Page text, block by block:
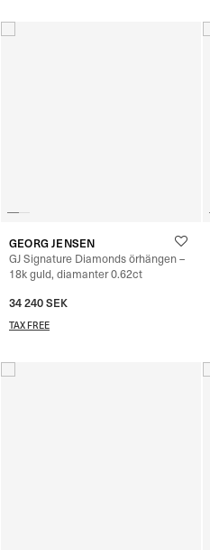
GEORG JENSEN
GJ Signature Diamonds örhängen –
18k guld, diamanter 0.62ct
34 240SEK
TAX FREE